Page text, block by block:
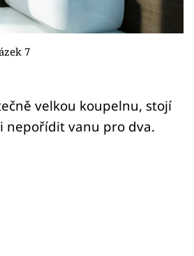
7
velkou koupelnu, stojí
nepořídit vanu pro dva.